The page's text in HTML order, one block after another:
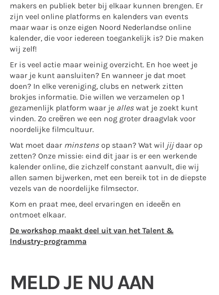
makers en publiek beter bij elkaar kunnen brengen. Er
zijn veel online platforms en kalenders van events
maar waar is onze eigen Noord Nederlandse online
kalender, die voor iedereen toegankelijk is? Die maken
wij zelf!
Er is veel actie maar weinig overzicht. En hoe weet je
waar je kunt aansluiten? En wanneer je dat moet
doen? In elke vereniging, clubs en netwerk zitten
brokjes informatie. Die willen we verzamelen op 1
gezamenlijk platform waar je alles wat je zoekt kunt
vinden. Zo creëren we een nog groter draagvlak voor
noordelijke filmcultuur.
Wat moet daar minstens op staan? Wat wil jijdaar op
zetten? Onze missie: eind dit jaar is er een werkende
kalender online, die zichzelf constant aanvult, die wij
allen samen bijwerken, met een bereik tot in de diepste
vezels van de noordelijke filmsector.
Kom en praat mee, deel ervaringen en ideeën en
ontmoet elkaar.
De workshop maakt deel uit van het Talent &
Industry-programma
MELD JE NU AAN